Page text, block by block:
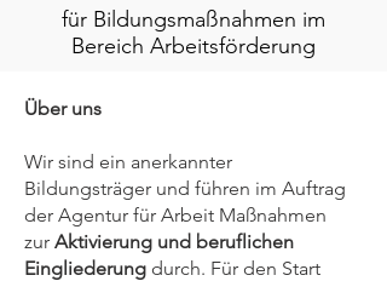
für Bildungsmaßnahmen im
Bereich Arbeitsförderung
Über uns
Wir sind ein anerkannter
Bildungsträger und führen im Auftrag
der Agentur für Arbeit Maßnahmen
zur Aktivierung und beruflichen
Eingliederung durch. Für den Start